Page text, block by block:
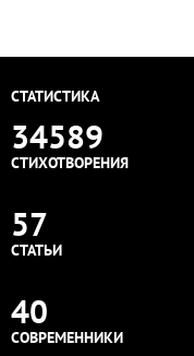
СТАТИСТИКА
34589
СТИХОТВОРЕНИЯ
57
СТАТЬИ
40
СОВРЕМЕННИКИ